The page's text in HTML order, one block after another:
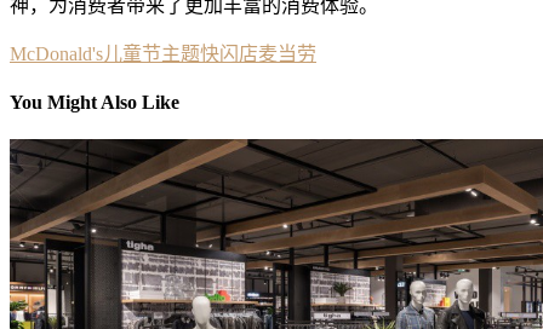
神，为消费者带来了更加丰富的消费体验。
McDonald's儿童节主题快闪店麦当劳
You Might Also Like